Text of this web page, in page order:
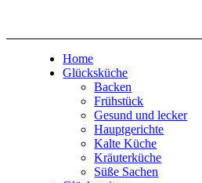
Home
Glücksküche
Backen
Frühstück
Gesund und lecker
Hauptgerichte
Kalte Küche
Kräuterküche
Süße Sachen